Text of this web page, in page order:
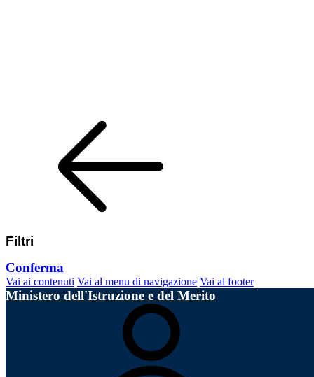
Filtri
Conferma
Vai ai contenuti Vai al menu di navigazione Vai al footer
Ministero dell'Istruzione e del Merito